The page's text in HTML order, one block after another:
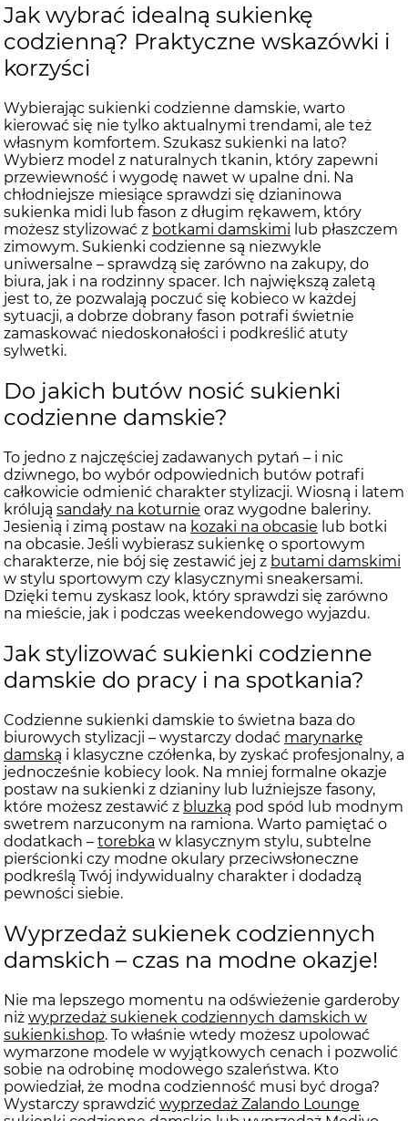
Jak wybrać idealną sukienkę
codzienną? Praktyczne wskazówki i
korzyści
Wybierając sukienki codzienne damskie, warto
kierować się nie tylko aktualnymi trendami, ale też
własnym komfortem. Szukasz sukienki na lato?
Wybierz model z naturalnych tkanin, który zapewni
przewiewność i wygodę nawet w upalne dni. Na
chłodniejsze miesiące sprawdzi się dzianinowa
sukienka midi lub fason z długim rękawem, który
możesz stylizować z botkami damskimi lub płaszczem
zimowym. Sukienki codzienne są niezwykle
uniwersalne – sprawdzą się zarówno na zakupy, do
biura, jak i na rodzinny spacer. Ich największą zaletą
jest to, że pozwalają poczuć się kobieco w każdej
sytuacji, a dobrze dobrany fason potrafi świetnie
zamaskować niedoskonałości i podkreślić atuty
sylwetki.
Do jakich butów nosić sukienki
codzienne damskie?
To jedno z najczęściej zadawanych pytań – i nic
dziwnego, bo wybór odpowiednich butów potrafi
całkowicie odmienić charakter stylizacji. Wiosną i latem
królują sandały na koturnie oraz wygodne baleriny.
Jesienią i zimą postaw na kozaki na obcasie lub botki
na obcasie. Jeśli wybierasz sukienkę o sportowym
charakterze, nie bój się zestawić jej z butami damskimi
w stylu sportowym czy klasycznymi sneakersami.
Dzięki temu zyskasz look, który sprawdzi się zarówno
na mieście, jak i podczas weekendowego wyjazdu.
Jak stylizować sukienki codzienne
damskie do pracy i na spotkania?
Codzienne sukienki damskie to świetna baza do
biurowych stylizacji – wystarczy dodać marynarkę
damską i klasyczne czółenka, by zyskać profesjonalny, a
jednocześnie kobiecy look. Na mniej formalne okazje
postaw na sukienki z dzianiny lub luźniejsze fasony,
które możesz zestawić z bluzką pod spód lub modnym
swetrem narzuconym na ramiona. Warto pamiętać o
dodatkach – torebka w klasycznym stylu, subtelne
pierścionki czy modne okulary przeciwsłoneczne
podkreślą Twój indywidualny charakter i dodadzą
pewności siebie.
Wyprzedaż sukienek codziennych
damskich – czas na modne okazje!
Nie ma lepszego momentu na odświeżenie garderoby
niż wyprzedaż sukienek codziennych damskich w
sukienki.shop. To właśnie wtedy możesz upolować
wymarzone modele w wyjątkowych cenach i pozwolić
sobie na odrobinę modowego szaleństwa. Kto
powiedział, że modna codzienność musi być droga?
Wystarczy sprawdzić wyprzedaż Zalando Lounge